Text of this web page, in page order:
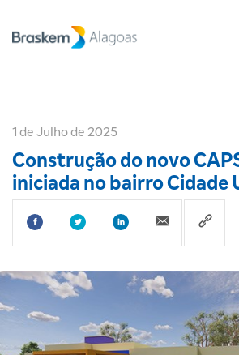
1 de Julho de 2025
Construção do novo
iniciada no bairro Cidade